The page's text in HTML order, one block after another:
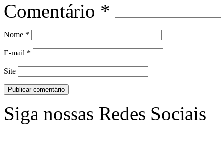
Comentário *
Nome *
E-mail *
Site
Siga nossas Redes Sociais